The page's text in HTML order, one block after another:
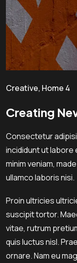
Creative, Home 4
Creating
Consectetur
incididunt ut labore
minim veniam,
ullamco laboris nisi.
Proin ultricies
suscipit tortor.
vitae, rutrum
quis luctus nisl.
ornare. Nam eu